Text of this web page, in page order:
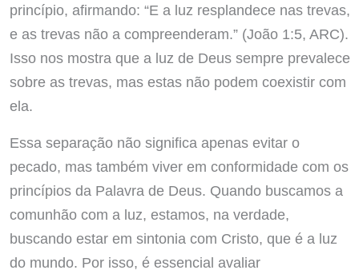
princípio, afirmando: “E a luz resplandece nas trevas,
e as trevas não a compreenderam.” (João 1:5, ARC).
Isso nos mostra que a luz de Deus sempre prevalece
sobre as trevas, mas estas não podem coexistir com
ela.
Essa separação não significa apenas evitar o
pecado, mas também viver em conformidade com os
princípios da Palavra de Deus. Quando buscamos a
comunhão com a luz, estamos, na verdade,
buscando estar em sintonia com Cristo, que é a luz
do mundo. Por isso, é essencial avaliar